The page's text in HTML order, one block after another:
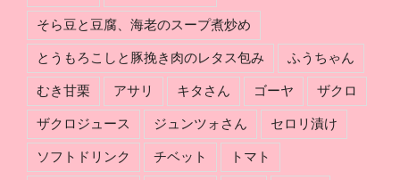
み
分
そら豆と豆腐、海老のスープ煮炒め
とうもろこしと豚挽き肉のレタス包み ふうちゃん
むき甘栗 アサリ キタさん ゴーヤ ザクロ
ザクロジュース ジュンツォさん セロリ漬け
ソフトドリンク チベット トマト